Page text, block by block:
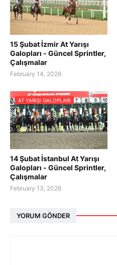
15 Şubat İzmir At Yarışı
Galopları - Güncel Sprintler,
Çalışmalar
February 14, 2026
AT YARIŞI GALOPLARI
14 Şubat İstanbul At Yarışı
Galopları - Güncel Sprintler,
Çalışmalar
February 13, 2026
YORUM GÖNDER